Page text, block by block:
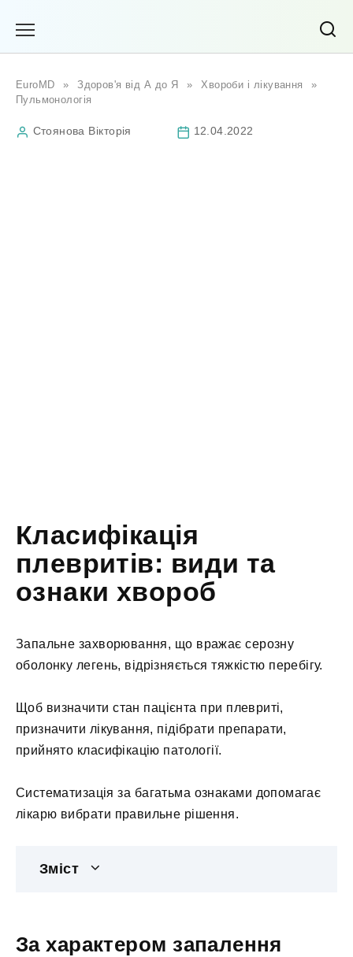
EuroMD » Здоров'я від А до Я » Хвороби і лікування
»
Пульмонологія
Стоянова Вікторія 12.04.2022
Класифікація
плевритів: види та
ознаки хвороб
Запальне захворювання, що вражає серозну
оболонку легень, відрізняється тяжкістю перебігу.
Щоб визначити стан пацієнта при плевриті,
призначити лікування, підібрати препарати,
прийнято класифікацію патології.
Систематизація за багатьма ознаками допомагає
лікарю вибрати правильне рішення.
Зміст
За характером запалення